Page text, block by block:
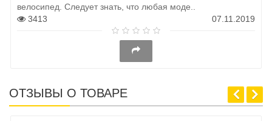
велосипед. Следует знать, что любая моде..
3413
07.11.2019
ОТЗЫВЫ О ТОВАРЕ